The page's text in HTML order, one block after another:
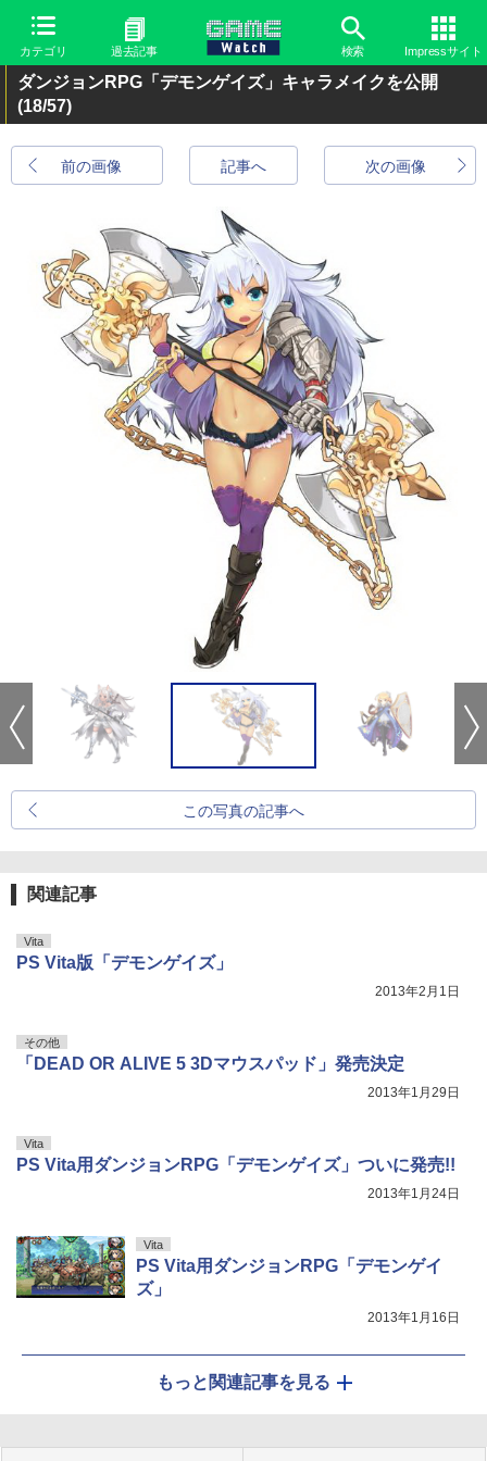
カテゴリ 過去記事 検索 Impressサイト
ダンジョンRPG「デモンゲイズ」キャラメイクを公開
(18/57)
前の画像 次の画像
記事へ
この写真の記事へ
関連記事
Vita
PS Vita版「デモンゲイズ」
2013年2月1日
その他
「DEAD OR ALIVE 5 3Dマウスパッド」発売決定
2013年1月29日
Vita
PS Vita用ダンジョンRPG「デモンゲイズ」ついに発売!!
2013年1月24日
Vita
PS Vita用ダンジョンRPG「デモンゲイ
ズ」
2013年1月16日
もっと関連記事を見る